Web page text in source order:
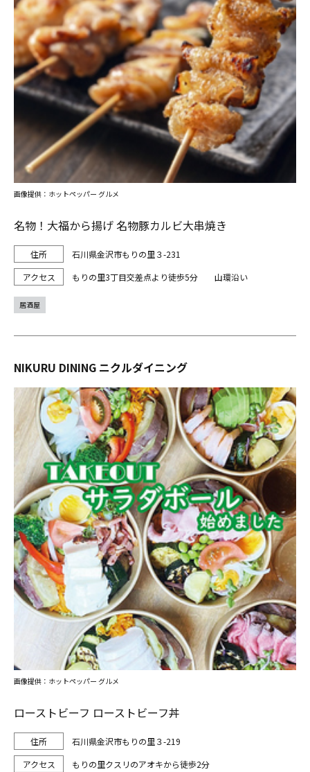
名物！大福から揚げ 名物豚カルビ大串焼き
石川県金沢市もりの里３-231
もりの里3丁目交差点より徒歩5分 山環沿い
画像提供：ホットペッパー グルメ
居酒屋
NIKURU DINING ニクルダイニング
ローストビーフ ローストビーフ丼
石川県金沢市もりの里３-219
もりの里クスリのアオキから徒歩2分
画像提供：ホットペッパー グルメ